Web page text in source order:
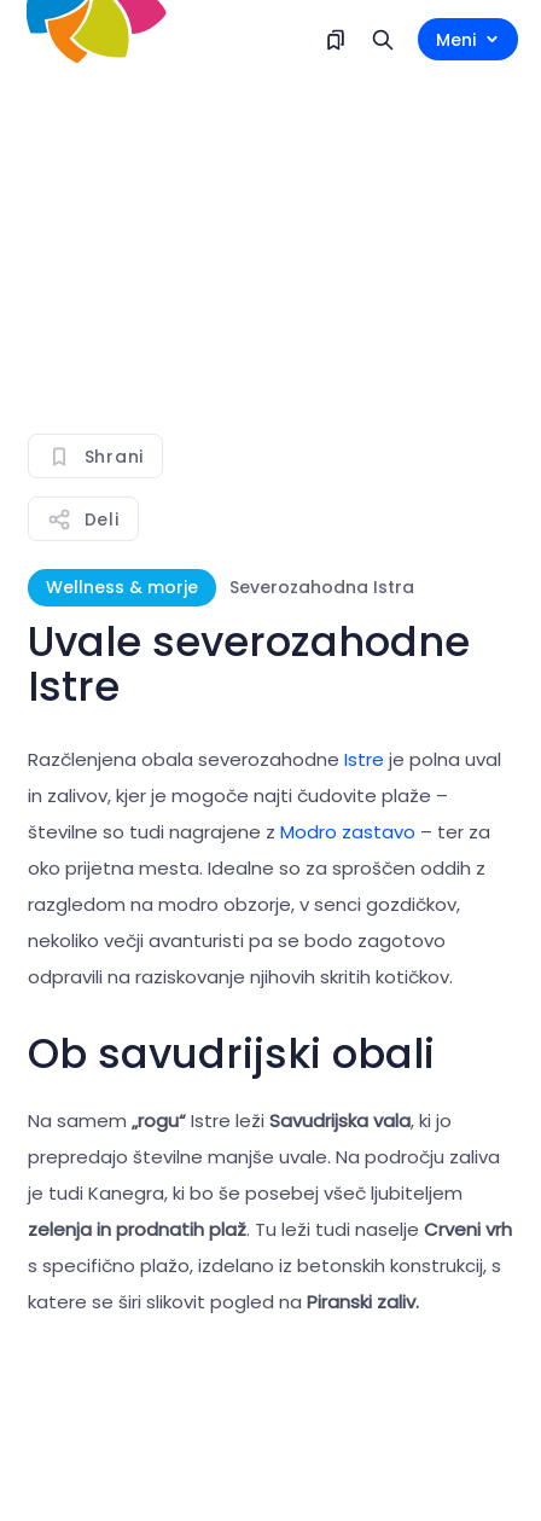
Meni
Shrani
Deli
Wellness & morje Severozahodna Istra
Uvale severozahodne
Istre
Razčlenjena obala severozahodne Istre je polna uval
in zalivov, kjer je mogoče najti čudovite plaže –
številne so tudi nagrajene z Modro zastavo – ter za
oko prijetna mesta. Idealne so za sproščen oddih z
razgledom na modro obzorje, v senci gozdičkov,
nekoliko večji avanturisti pa se bodo zagotovo
odpravili na raziskovanje njihovih skritih kotičkov.
Ob savudrijski obali
Na samem „rogu“Istre leži Savudrijska vala, ki jo
prepredajo številne manjše uvale. Na področju zaliva
je tudi Kanegra, ki bo še posebej všeč ljubiteljem
zelenja in prodnatih plaž. Tu leži tudi naselje Crveni vrh
s specifično plažo, izdelano iz betonskih konstrukcij, s
katere se širi slikovit pogled na Piranski zaliv.